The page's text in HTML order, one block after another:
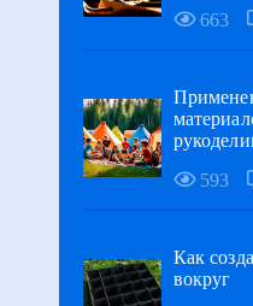
663
593
Как
вокруг